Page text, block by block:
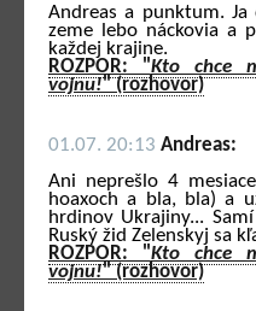
Andreas a punktum.
zeme lebo náckovia a
každej krajine.
ROZPOR: "Kto chce
vojnu!" (rozhovor)
01.07. 20:13 Andreas:
Ani neprešlo 4
hoaxoch a bla, bla) a
hrdinov Ukrajiny...
Ruský žid Zelenskyj sa
ROZPOR: "Kto chce
vojnu!" (rozhovor)